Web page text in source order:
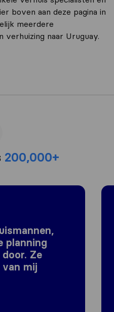
boven aan deze pagina in
meerdere
naar Uruguay.
200,000+
planning
Ze
mij